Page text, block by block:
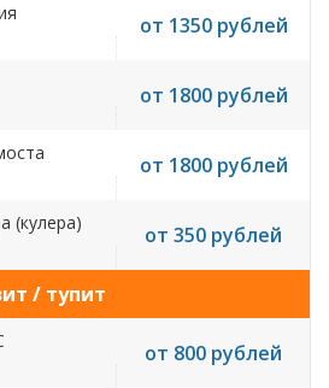
от 1350 рублей
от 1800 рублей
от 1800 рублей
(кулера) от 350 рублей
/ тупит
от 800 рублей